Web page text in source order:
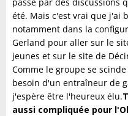
été. Mais c'est vrai que j'ai
notamment dans la
Gerland pour aller sur le
jeunes et sur le site de
Comme le groupe se
besoin d'un entraîneur de
j'espère être l'heureux élu.
aussi compliquée pour